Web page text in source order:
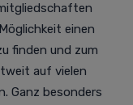
einen
finden und zum
auf vielen
Ganz besonders